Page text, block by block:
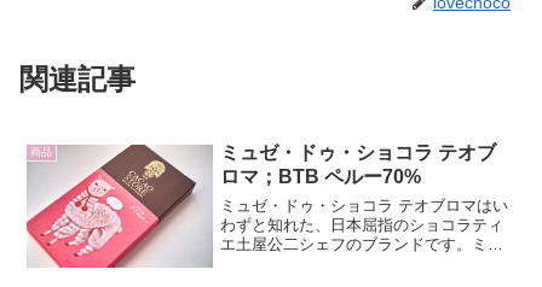
関連記事
商品
ミュゼ・ドゥ・ショコラ テオブ
ロマ；BTB ペルー70%
ミュゼ・ドゥ・ショコラ テオブロマはい
わずと知れた、日本屈指のショコラティ
エ土屋公二シェフのブランドです。ミュ